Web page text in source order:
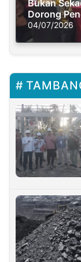
Bukan
Dorong
Solusi
04/07/2026